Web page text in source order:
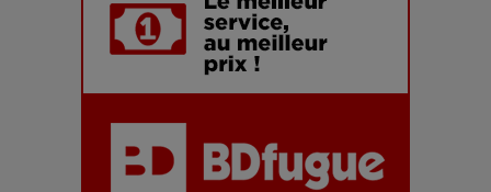
Adieu Jean-Pat : rire au bord du précipice
montagnes, une fête à ne pas manquer